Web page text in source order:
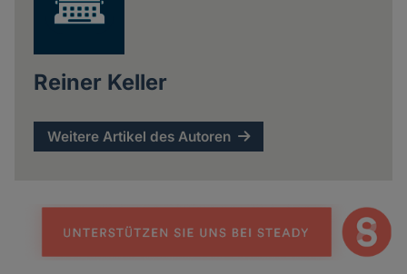
Reiner Keller
Weitere Artikel des Autoren